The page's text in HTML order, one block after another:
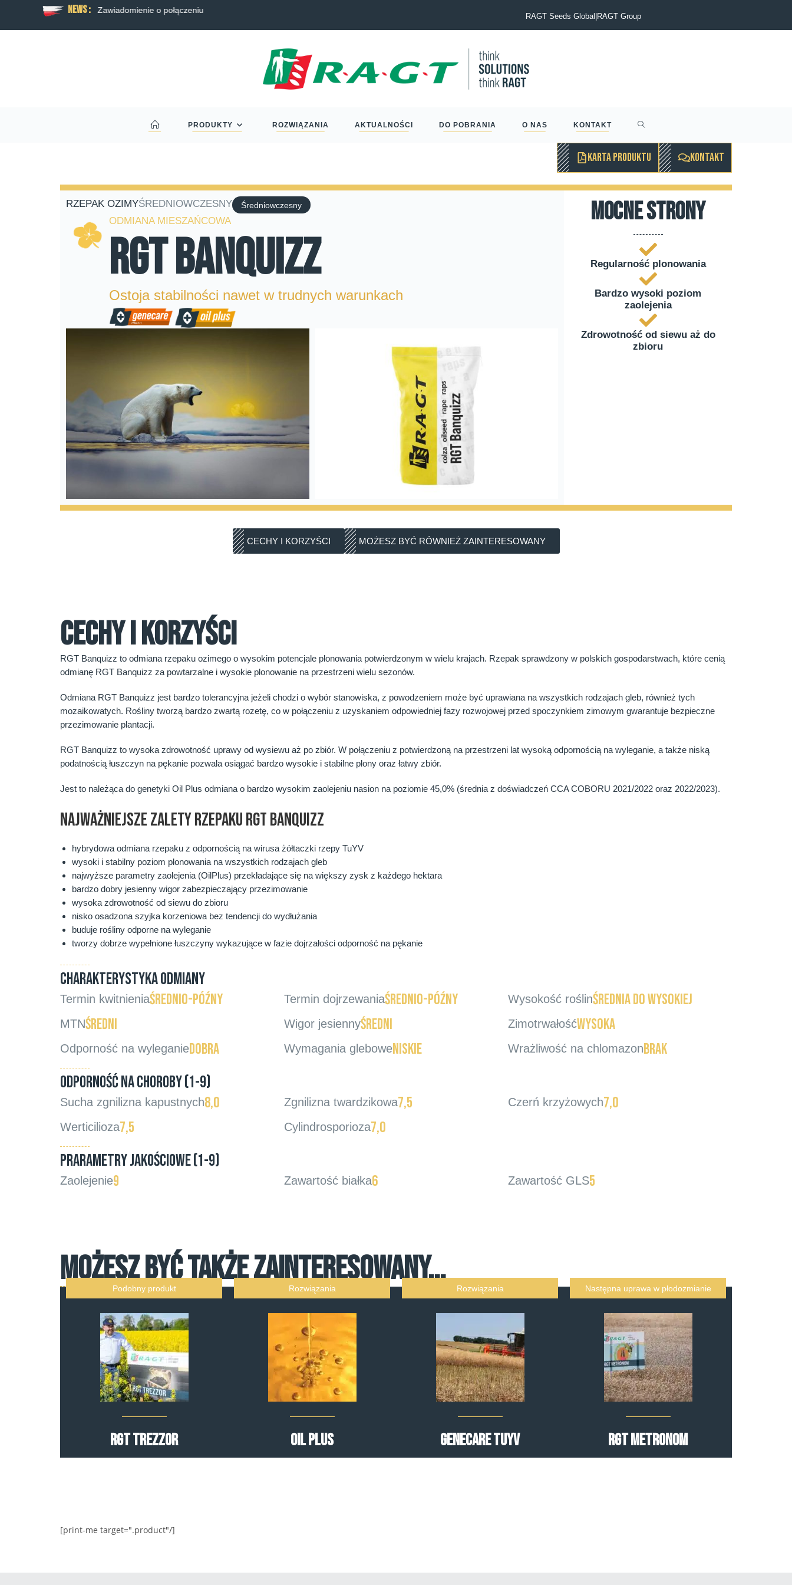
News :
RAGT Zawiadomienie o połączeniu
RAGT Seeds Global|RAGT Group
PRODUKTY ROZWIĄZANIA AKTUALNOŚCI DO POBRANIA O NAS KONTAKT
KARTA PRODUKTU KONTAKT
RZEPAK OZIMYŚREDNIOWCZESNY Średniowczesny
ODMIANA MIESZAŃCOWA
RGT Banquizz
Ostoja stabilności nawet w trudnych warunkach
mocne strony
Regularność plonowania
Bardzo wysoki poziom
zaolejenia
Zdrowotność od siewu aż do
zbioru
CECHY I KORZYŚCI MOŻESZ BYĆ RÓWNIEŻ ZAINTERESOWANY
CECHY I KORZYŚCI
RGT Banquizz to odmiana rzepaku ozimego o wysokim potencjale plonowania potwierdzonym w wielu krajach. Rzepak sprawdzony w polskich gospodarstwach, które cenią
odmianę RGT Banquizz za powtarzalne i wysokie plonowanie na przestrzeni wielu sezonów.
Odmiana RGT Banquizz jest bardzo tolerancyjna jeżeli chodzi o wybór stanowiska, z powodzeniem może być uprawiana na wszystkich rodzajach gleb, również tych
mozaikowatych. Rośliny tworzą bardzo zwartą rozetę, co w połączeniu z uzyskaniem odpowiedniej fazy rozwojowej przed spoczynkiem zimowym gwarantuje bezpieczne
przezimowanie plantacji.
RGT Banquizz to wysoka zdrowotność uprawy od wysiewu aż po zbiór. W połączeniu z potwierdzoną na przestrzeni lat wysoką odpornością na wyleganie, a także niską
podatnością łuszczyn na pękanie pozwala osiągać bardzo wysokie i stabilne plony oraz łatwy zbiór.
Jest to należąca do genetyki Oil Plus odmiana o bardzo wysokim zaolejeniu nasion na poziomie 45,0% (średnia z doświadczeń CCA COBORU 2021/2022 oraz 2022/2023).
NAJWAŻNIEJSZE ZALETY RZEPAKU RGT BANQUIZZ
hybrydowa odmiana rzepaku z odpornością na wirusa żółtaczki rzepy TuYV
wysoki i stabilny poziom plonowania na wszystkich rodzajach gleb
najwyższe parametry zaolejenia (OilPlus) przekładające się na większy zysk z każdego hektara
bardzo dobry jesienny wigor zabezpieczający przezimowanie
wysoka zdrowotność od siewu do zbioru
nisko osadzona szyjka korzeniowa bez tendencji do wydłużania
buduje rośliny odporne na wyleganie
tworzy dobrze wypełnione łuszczyny wykazujące w fazie dojrzałości odporność na pękanie
CHARAKTERYSTYKA ODMIANY
Termin kwitnieniaśrednio-późny Termin dojrzewaniaśrednio-późny Wysokość roślinśrednia do wysokiej
MTNśredni Wigor jesiennyśredni Zimotrwałośćwysoka
Odporność na wyleganiedobra Wymagania gleboweniskie Wrażliwość na chlomazonbrak
ODPORNOŚĆ NA CHOROBY (1-9)
Sucha zgnilizna kapustnych8,0 Zgnilizna twardzikowa7,5 Czerń krzyżowych7,0
Werticilioza7,5 Cylindrosporioza7,0
PRARAMETRY JAKOŚCIOWE (1-9)
Zaolejenie9 Zawartość białka6 Zawartość GLS5
MOŻESZ BYĆ TAKŻE ZAINTERESOWANY...
Podobny produkt
RGT Trezzor
Rozwiązania
Oil Plus
Rozwiązania
Genecare TuYV
Następna uprawa w płodozmianie
RGT Metronom
[print-me target=".product"/]